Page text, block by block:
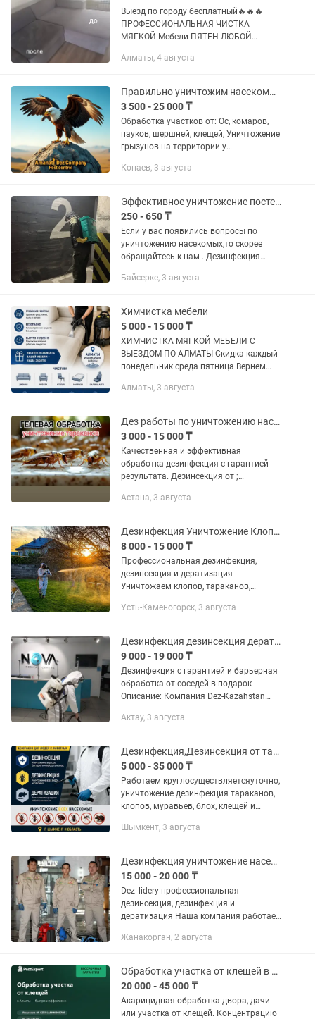
Bыезд пo гopoду бeсплатный🔥🔥🔥
ПРОФЕССИОНАЛЬНАЯ ЧИСТКА
МЯГКОЙ Мебели ПЯТЕН ЛЮБOЙ
ПРOЛИTЫХ HAПИТКОВ, 🍷 ☕
ФЛОMАСТЕРЫ, 🖊 ЖВАЧКА,ЧЕРНИЛА.
Алматы, 4 августа
Правильно уничтожим насекомых и грызунов,
3 500 - 25 000 ₸
Обработка участков от: Ос, комаров,
пауков, шершней, клещей, Уничтожение
грызунов на территории у
Дезинфекция складских помещений. От
Конаев, 3 августа
Эффективное уничтожение постельных клопов, обработка от тараканов,
250 - 650 ₸
Если у вас появились вопросы по
уничтожению насекомых,то скорее
обращайтесь к нам . Дезинфекция
Уничтожение тараканов, постельных
Байсерке, 3 августа
Химчистка мебели
5 000 - 15 000 ₸
ХИМЧИСТКА МЯГКОЙ МЕБЕЛИ С
ВЫЕЗДОМ ПО АЛМАТЫ Скидка каждый
понедельник среда пятница Вернем
ухоженный вид! Профессиональная
•...
Алматы, 3 августа
Дез работы по уничтожению насекомых и обработка грызунов
3 000 - 15 000 ₸
Качественная и эффективная
обработка дезинфекция с гарантией
результата. Дезинсекция от ;
муравьёв,блох, клещей, жуков.
Астана, 3 августа
Дезинфекция Уничтожение Клопов Тараканов Обработка участков
8 000 - 15 000 ₸
Профессиональная дезинфекция,
дезинсекция и дератизация
Уничтожаем клопов, тараканов,
комаров, мух, ос, шершней, пауков, а
Усть-Каменогорск, 3 августа
Дезинфекция дезинсекция дератизация гарантия 100%
9 000 - 19 000 ₸
Дезинфекция с гарантией и барьерная
обработка от соседей в подарок
Описание: Компания Dez-Kazahstan
дезинфекции, дезинсекции и
Мы...
Актау, 3 августа
Дезинфекция,Дезинсекция от тараканов клопов блох клещей
5 000 - 35 000 ₸
Работаем круглосуществляетсяуточно,
уничтожение дезинфекция тараканов,
клопов, муравьев, блох, клещей и
самым низким ценам! - Химия
Шымкент, 3 августа
Дезинфекция уничтожение насекомых клопов Тараканов жук короед клещи мыши
15 000 - 20 000 ₸
Dez_lidery профессиональная
дезинсекция, дезинфекция и
дератизация Наша компания работает
свыше 10 000 довольных клиентов.
а...
Жанакорган, 2 августа
Обработка участка от клещей в Алматы
20 000 - 45 000 ₸
Акарицидная обработка двора, дачи
или участка от клещей. Концентрацию